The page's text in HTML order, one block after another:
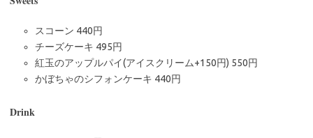
スコーン 440円
チーズケーキ 495円
紅玉のアップルパイ(アイスクリーム+150円) 550円
かぼちゃのシフォンケーキ 440円
Drink